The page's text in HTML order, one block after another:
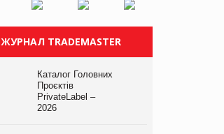
ЖУРНАЛ TRADEMASTER
Каталог Головних
Проєктів
PrivateLabel –
2026